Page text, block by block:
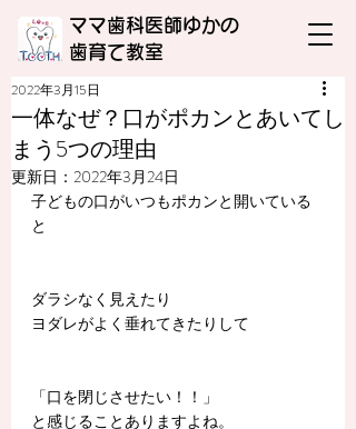
ママ歯科医師ゆかの
​歯育て教室
一体なぜ？口がポカンとあいてし
まう5つの理由
2022年3月15日
更新日： 2022年3月24日
子どもの口がいつもポカンと開いている
と
ダラシなく見えたり
ヨダレがよく垂れてきたりして
「口を閉じさせたい！！」
と感じることありますよね。